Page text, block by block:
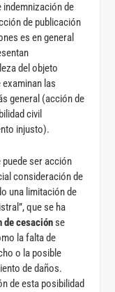
indemnización de
de publicación
es en general
del objeto
las
general (acción de
civil
injusto).
puede ser acción
consideración de
una limitación de
que se ha
de cesaciónse
la falta de
o la posible
de daños.
de esta posibilidad